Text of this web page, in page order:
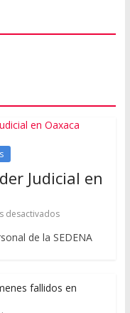
Judicial en
desactivados
de la SEDENA
fallidos en